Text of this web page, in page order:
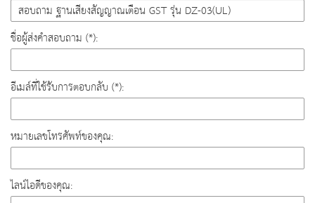
ชื่อผู้ส่งคำสอบถาม (*):
อีเมล์ที่ใช้รับการตอบกลับ (*):
หมายเลขโทรศัพท์ของคุณ:
ไลน์ไอดีของคุณ: